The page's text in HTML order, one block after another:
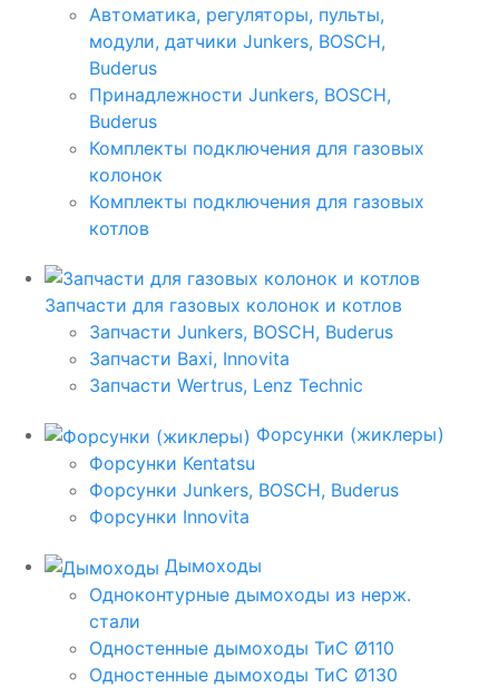
Автоматика, регуляторы, пульты,
модули, датчики Junkers, BOSCH,
Buderus
Принадлежности Junkers, BOSCH,
Buderus
Комплекты подключения для газовых
колонок
Комплекты подключения для газовых
котлов
Запчасти для газовых колонок и котлов
Запчасти Junkers, BOSCH, Buderus
Запчасти Baxi, Innovita
Запчасти Wertrus, Lenz Technic
Форсунки (жиклеры)
Форсунки Kentatsu
Форсунки Junkers, BOSCH, Buderus
Форсунки Innovita
Дымоходы
Одноконтурные дымоходы из нерж.
стали
Одностенные дымоходы ТиС Ø110
Одностенные дымоходы ТиС Ø130